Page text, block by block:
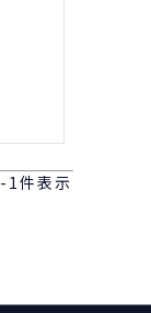
- 1件表示